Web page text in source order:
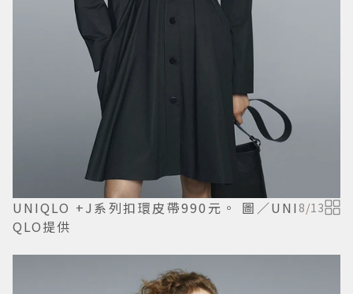
UNIQLO +J系列扣環皮帶990元。 圖／UNI
QLO提供
8/13